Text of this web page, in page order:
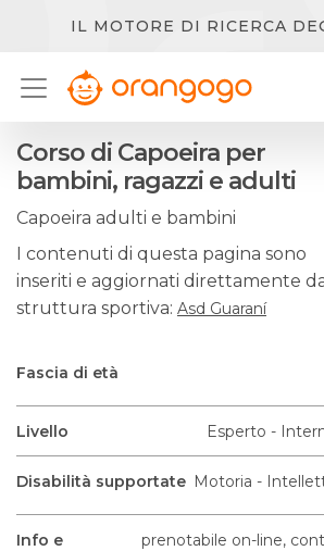
IL MOTORE DI RICERCA
Corso di Capoeira per
bambini, ragazzi e adulti
Capoeira adulti e bambini
I contenuti di questa pagina sono
inseriti e aggiornati direttamente
struttura sportiva: Asd Guaraní
Fascia di età
Livello Esperto -
Disabilità supportate Motoria -
Info e
prenotabile on-line,